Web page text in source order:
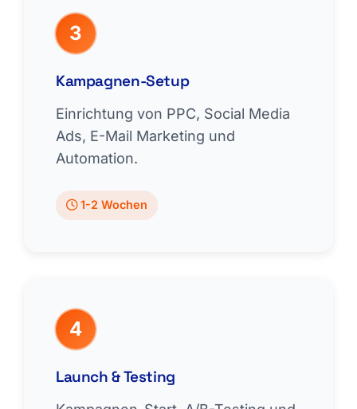
3
Kampagnen-Setup
Einrichtung von PPC, Social Media
Ads, E-Mail Marketing und
Automation.
1-2 Wochen
4
Launch & Testing